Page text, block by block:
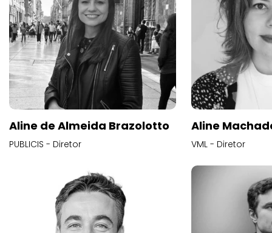
Aline de Almeida Brazolotto
PUBLICIS - Diretor
Aline
VML - Diretor